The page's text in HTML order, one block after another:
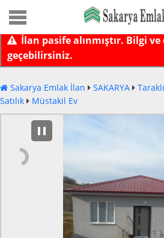
İlan pasife alınmıştır. Bilgi
geçebilirsiniz.
Sakarya Emlak İlan SAKARYA Taraklı
Satılık
Müstakil Ev